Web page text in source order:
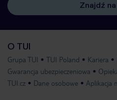
Znajdź
O TUI
Grupa TUI TUI Poland Kariera
Gwarancja ubezpieczeniowa
TUI.cz
Dane osobowe Aplikacja